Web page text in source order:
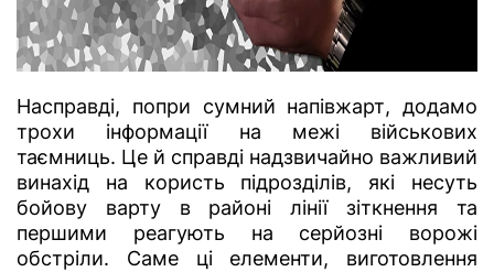
Насправді, попри сумний напівжарт, додамо
трохи інформації на межі військових
таємниць. Це й справді надзвичайно важливий
винахід на користь підрозділів, які несуть
бойову варту в районі лінії зіткнення та
першими реагують на серйозні ворожі
обстріли. Саме ці елементи, виготовлення